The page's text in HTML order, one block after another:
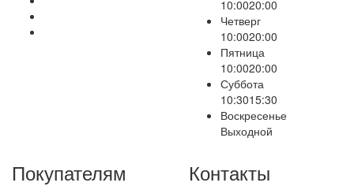
10:0020:00
Четверг
10:0020:00
Пятница
10:0020:00
Суббота
10:3015:30
Воскресенье
Выходной
Покупателям Контакты